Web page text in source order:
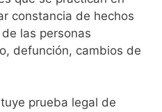
constancia de hechos
las personas
defunción, cambios de
prueba legal de